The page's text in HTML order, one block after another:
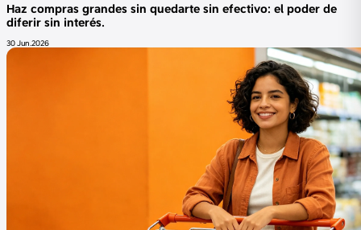
Haz compras grandes sin quedarte sin efectivo: el poder de
diferir sin interés.
30 Jun.2026